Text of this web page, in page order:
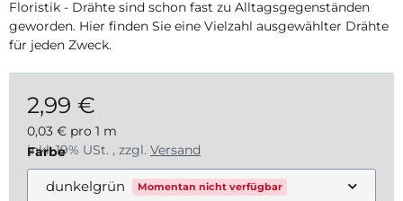
Floristik - Drähte sind schon fast zu Alltagsgegenständen
geworden. Hier finden Sie eine Vielzahl ausgewählter Drähte
für jeden Zweck.
2,99 €
0,03 € pro 1 m
inkl. 19% USt. , zzgl. Versand
Farbe
dunkelgrün Momentan nicht verfügbar